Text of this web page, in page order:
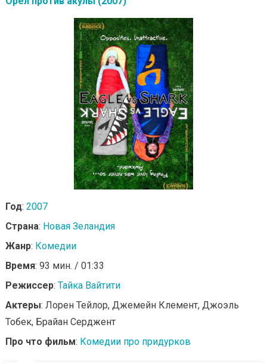
Год: 2007
Страна: Новая Зеландия
Жанр: Комедии
Время: 93 мин. / 01:33
Режиссер: Тайка Вайтити
Актеры: Лорен Тейлор, Джемейн Клемент, Джоэль
Тобек, Брайан Серджент
Про что фильм: Комедии про придурков